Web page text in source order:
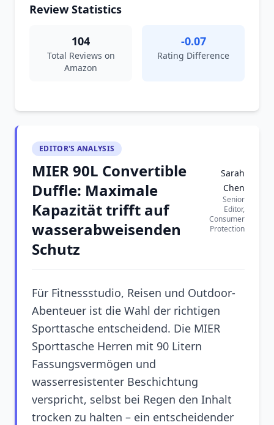
Review Statistics
104
Total Reviews on
Amazon
-0.07
Rating Difference
EDITOR'S ANALYSIS
MIER 90L Convertible
Duffle: Maximale
Kapazität trifft auf
wasserabweisenden
Schutz
Sarah
Chen
Senior
Editor,
Consumer
Protection
Für Fitnessstudio, Reisen und Outdoor-
Abenteuer ist die Wahl der richtigen
Sporttasche entscheidend. Die MIER
Sporttasche Herren mit 90 Litern
Fassungsvermögen und
wasserresistenter Beschichtung
verspricht, selbst bei Regen den Inhalt
trocken zu halten – ein entscheidender